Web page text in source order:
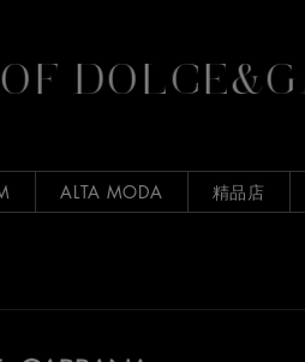
ALTA MODA 精品店